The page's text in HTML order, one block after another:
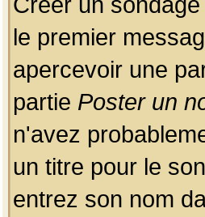
le premier
apercevoir une
partie Poster un
n'avez
un titre pour le
entrez son nom